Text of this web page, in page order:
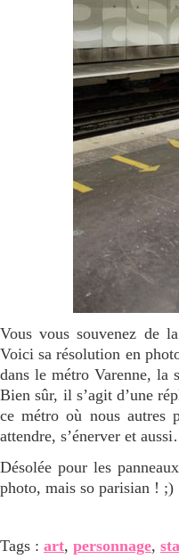
Vous vous souvenez de la
Voici sa résolution en
dans le métro Varenne, la
Bien sûr, il s’agit d’une
ce métro où nous autres
attendre, s’énerver et
Désolée pour les
photo, mais so parisian ! ;)
Tags : art, personnage,